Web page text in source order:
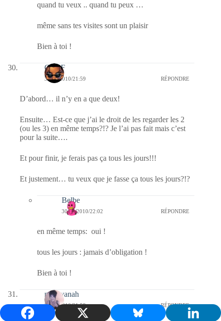
quand tu veux .. quand tu peux …
même sans tes visites sont un plaisir
Bien à toi !
CLDF
30/11/2010/21:59 RÉPONDRE
D’abord… il n’y en a que deux!
Ensuite… Est-ce que j’ai le droit de les regarder les 2
(ou les 3) en même temps?!? Je l’ai pas fait mais c’est
pour la suite….
Et pour finir, je ferais pas ça tous les jours!!!
Et justement… tu veux que je fasse ça tous les jours?!?
Belbe
30/11/2010/22:02 RÉPONDRE
en même temps: oui !
tous les jours : jamais d’obligation !
Bien à toi !
nara-yanah
30/11/2010/21:59 RÉPONDRE